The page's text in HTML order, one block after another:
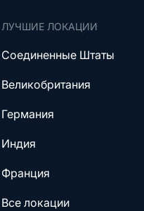
ЛУЧШИЕ ЛОКАЦИИ
Соединенные Штаты
Великобритания
Германия
Индия
Франция
Все локации